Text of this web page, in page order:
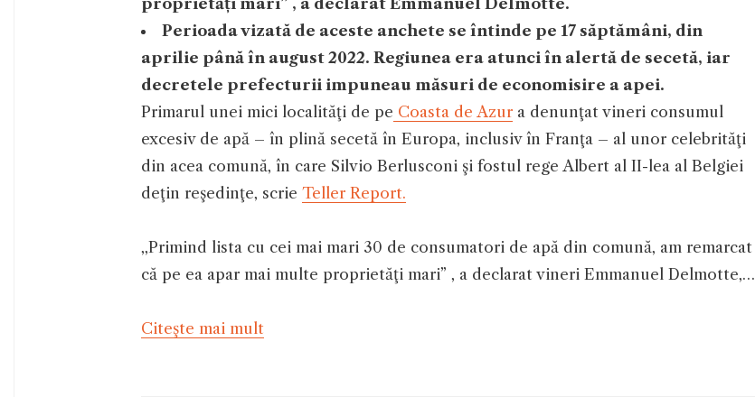
Perioada vizată de aceste anchete se întinde pe 17 săptămâni, din
aprilie până în august 2022. Regiunea era atunci în alertă de secetă, iar
decretele prefecturii impuneau măsuri de economisire a apei.
Primarul unei mici localităţi de pe Coasta de Azur a denunţat vineri consumul
excesiv de apă – în plină secetă în Europa, inclusiv în Franţa – al unor celebrităţi
din acea comună, în care Silvio Berlusconi şi fostul rege Albert al II-lea al Belgiei
deţin reşedinţe, scrie Teller Report.
,,Primind lista cu cei mai mari 30 de consumatori de apă din comună, am remarcat
că pe ea apar mai multe proprietăţi mari” , a declarat vineri Emmanuel Delmotte,…
Citeşte mai mult